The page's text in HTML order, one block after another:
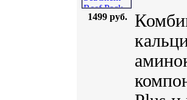
1499 руб.